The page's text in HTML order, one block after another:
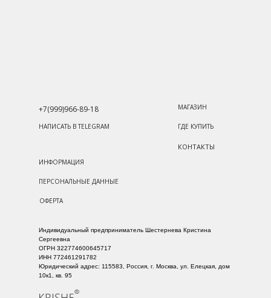
НАПИСАТЬ В TELEGRAM
ПЕРСОНАЛЬНЫЕ ДАННЫЕ
ОФЕРТА
МАГАЗИН
ИНФОРМАЦИЯ
ГДЕ КУПИТЬ
КОНТАКТЫ
+7(999)966-89-18
Индивидуальный предприниматель Шестернева Кристина
Сергеевна
ОГРН 322774600645717
ИНН 772461291782
Юридический адрес: 115583, Россия, г. Москва, ул. Елецкая, дом
10к1, кв. 95